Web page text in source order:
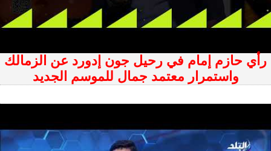
رأي حازم إمام في رحيل جون إدورد عن الزمالك
واستمرار معتمد جمال للموسم الجديد